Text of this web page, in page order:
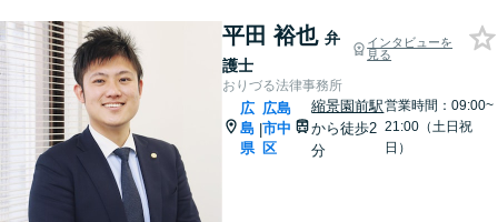
平田 裕也 弁
護士
インタビューを
見る
おりづる法律事務所
広
島
県
|
広島
市中
区
縮景園前駅
から徒歩2
分
営業時間：09:00~
21:00（土日祝
日）